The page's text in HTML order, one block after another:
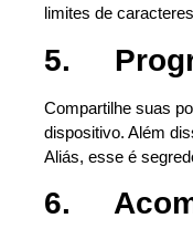
limites de
5.
Compartilhe suas
dispositivo. Além
Aliás, esse é
6.